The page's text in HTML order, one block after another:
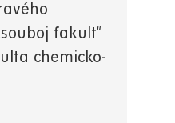
fakult“
chemicko-